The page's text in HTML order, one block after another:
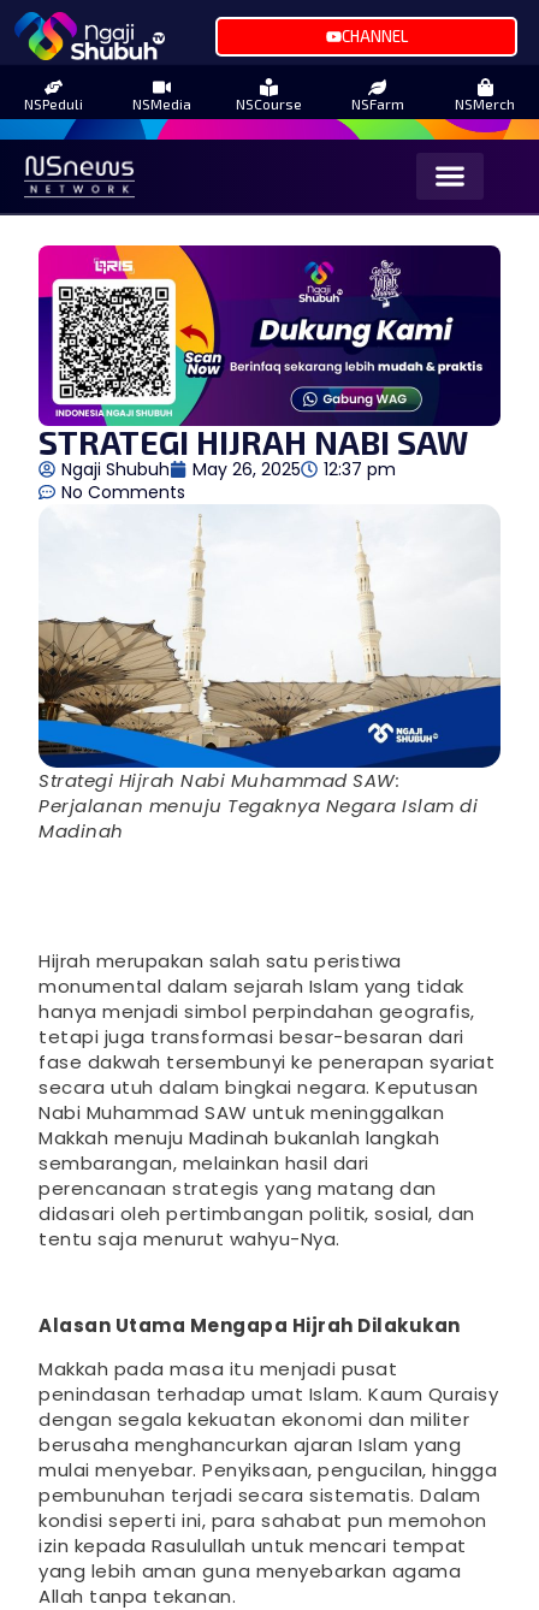
CHANNEL
NSPeduli NSMedia NSCourse NSFarm NSMerch
STRATEGI HIJRAH NABI SAW
Ngaji Shubuh May 26, 2025
12:37 pm
No Comments
Strategi Hijrah Nabi Muhammad SAW:
Perjalanan menuju Tegaknya Negara Islam di
Madinah
Hijrah merupakan salah satu peristiwa
monumental dalam sejarah Islam yang tidak
hanya menjadi simbol perpindahan geografis,
tetapi juga transformasi besar-besaran dari
fase dakwah tersembunyi ke penerapan syariat
secara utuh dalam bingkai negara. Keputusan
Nabi Muhammad SAW untuk meninggalkan
Makkah menuju Madinah bukanlah langkah
sembarangan, melainkan hasil dari
perencanaan strategis yang matang dan
didasari oleh pertimbangan politik, sosial, dan
tentu saja menurut wahyu-Nya.
Alasan Utama Mengapa Hijrah Dilakukan
Makkah pada masa itu menjadi pusat
penindasan terhadap umat Islam. Kaum Quraisy
dengan segala kekuatan ekonomi dan militer
berusaha menghancurkan ajaran Islam yang
mulai menyebar. Penyiksaan, pengucilan, hingga
pembunuhan terjadi secara sistematis. Dalam
kondisi seperti ini, para sahabat pun memohon
izin kepada Rasulullah untuk mencari tempat
yang lebih aman guna menyebarkan agama
Allah tanpa tekanan.